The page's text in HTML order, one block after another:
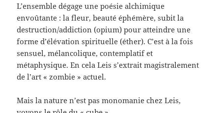
L’ensemble dégage une poésie alchimique
envoûtante : la fleur, beauté éphémère, subit la
destruction/addiction (opium) pour atteindre une
forme d’élévation spirituelle (éther). C’est à la fois
sensuel, mélancolique, contemplatif et
métaphysique. En cela Leis s’extrait magistralement
de l’art « zombie » actuel.
Mais la nature n’est pas monomanie chez Leis,